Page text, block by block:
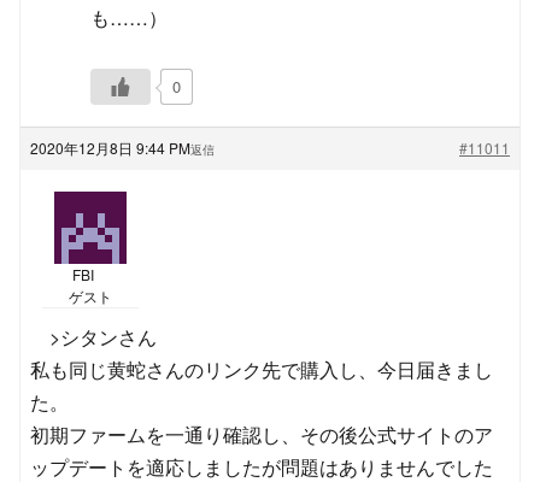
も……）
0
2020年12月8日 9:44 PM #11011
返信
FBI
ゲスト
>シタンさん
私も同じ黄蛇さんのリンク先で購入し、今日届きまし
た。
初期ファームを一通り確認し、その後公式サイトのア
ップデートを適応しましたが問題はありませんでした